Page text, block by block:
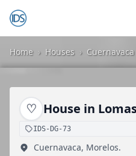
Home › Houses › Cuernavaca
♡ House in
IDS-DG-73
Cuernavaca, Morelos.